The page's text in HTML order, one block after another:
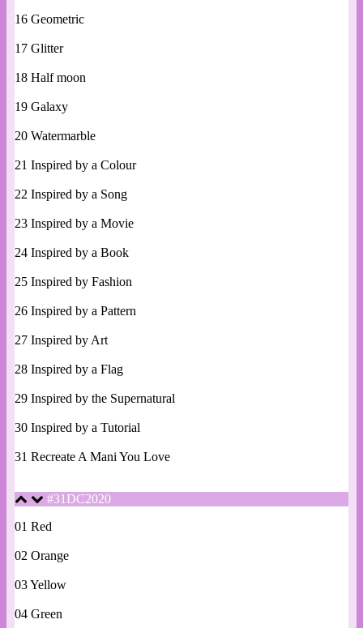
16 Geometric
17 Glitter
18 Half moon
19 Galaxy
20 Watermarble
21 Inspired by a Colour
22 Inspired by a Song
23 Inspired by a Movie
24 Inspired by a Book
25 Inspired by Fashion
26 Inspired by a Pattern
27 Inspired by Art
28 Inspired by a Flag
29 Inspired by the Supernatural
30 Inspired by a Tutorial
31 Recreate A Mani You Love
#31DC2020
01 Red
02 Orange
03 Yellow
04 Green